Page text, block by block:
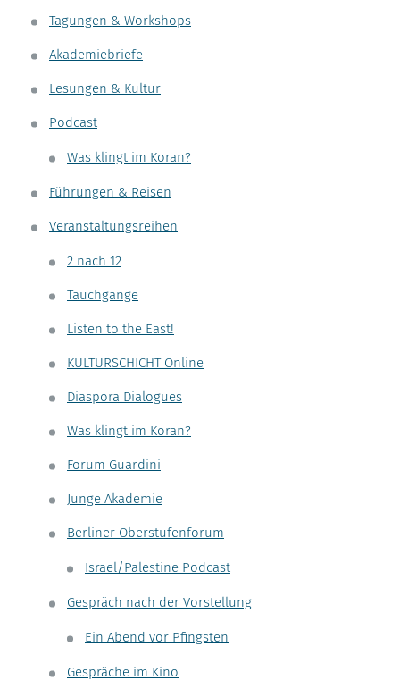
Tagungen & Workshops
Akademiebriefe
Lesungen & Kultur
Podcast
Was klingt im Koran?
Führungen & Reisen
Veranstaltungsreihen
2 nach 12
Tauchgänge
Listen to the East!
KULTURSCHICHT Online
Diaspora Dialogues
Was klingt im Koran?
Forum Guardini
Junge Akademie
Berliner Oberstufenforum
Israel/Palestine Podcast
Gespräch nach der Vorstellung
Ein Abend vor Pfingsten
Gespräche im Kino